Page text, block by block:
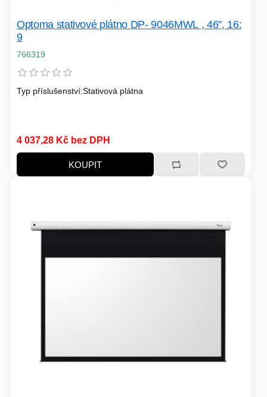
Optoma stativové plátno DP- 9046MWL , 46", 16:
9
766319
Typ příslušenství:Stativová plátna
4 037,28 Kč bez DPH
KOUPIT